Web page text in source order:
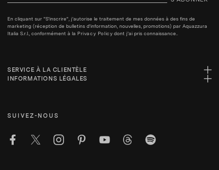
En cliquant sur "S'inscrire", j'autorise le traitement de mes données à des fins de
marketing (réception de bulletins d'information, nouvelles, promotions) par Aquazzura
Italia S.r.l., conformément à la Privacy Policy dont j'ai pris connaissance..
SERVICE À LA CLIENTÈLE
INFORMATIONS LÉGALES
SUIVEZ-NOUS